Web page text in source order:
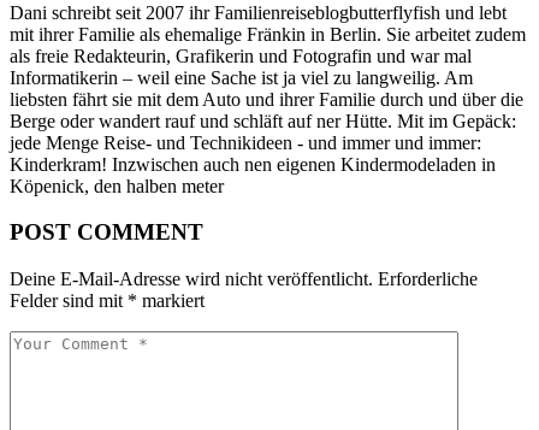
Dani schreibt seit 2007 ihr Familienreiseblogbutterflyfish und lebt
mit ihrer Familie als ehemalige Fränkin in Berlin. Sie arbeitet zudem
als freie Redakteurin, Grafikerin und Fotografin und war mal
Informatikerin – weil eine Sache ist ja viel zu langweilig. Am
liebsten fährt sie mit dem Auto und ihrer Familie durch und über die
Berge oder wandert rauf und schläft auf ner Hütte. Mit im Gepäck:
jede Menge Reise- und Technikideen - und immer und immer:
Kinderkram! Inzwischen auch nen eigenen Kindermodeladen in
Köpenick, den halben meter
POST COMMENT
Deine E-Mail-Adresse wird nicht veröffentlicht. Erforderliche
Felder sind mit * markiert